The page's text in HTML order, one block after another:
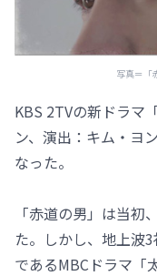
写真＝「
KBS 2TVの新ドラマ
ン、演出：キム・ヨ
なった。
「赤道の男」は当初
た。しかし、地上波
であるMBCドラマ「